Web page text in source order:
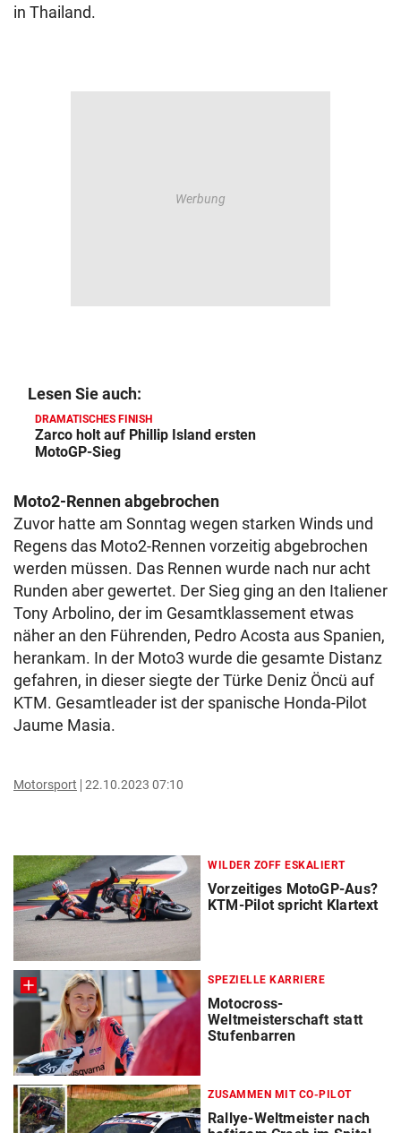
in Thailand.
Lesen Sie auch:
DRAMATISCHES FINISH
Zarco holt auf Phillip Island ersten
MotoGP-Sieg
Moto2-Rennen abgebrochen
Zuvor hatte am Sonntag wegen starken Winds und
Regens das Moto2-Rennen vorzeitig abgebrochen
werden müssen. Das Rennen wurde nach nur acht
Runden aber gewertet. Der Sieg ging an den Italiener
Tony Arbolino, der im Gesamtklassement etwas
näher an den Führenden, Pedro Acosta aus Spanien,
herankam. In der Moto3 wurde die gesamte Distanz
gefahren, in dieser siegte der Türke Deniz Öncü auf
KTM. Gesamtleader ist der spanische Honda-Pilot
Jaume Masia.
Motorsport 22.10.2023 07:10
WILDER ZOFF ESKALIERT
Vorzeitiges MotoGP-Aus?
KTM-Pilot spricht Klartext
SPEZIELLE KARRIERE
Motocross-
Weltmeisterschaft statt
Stufenbarren
ZUSAMMEN MIT CO-PILOT
Rallye-Weltmeister nach